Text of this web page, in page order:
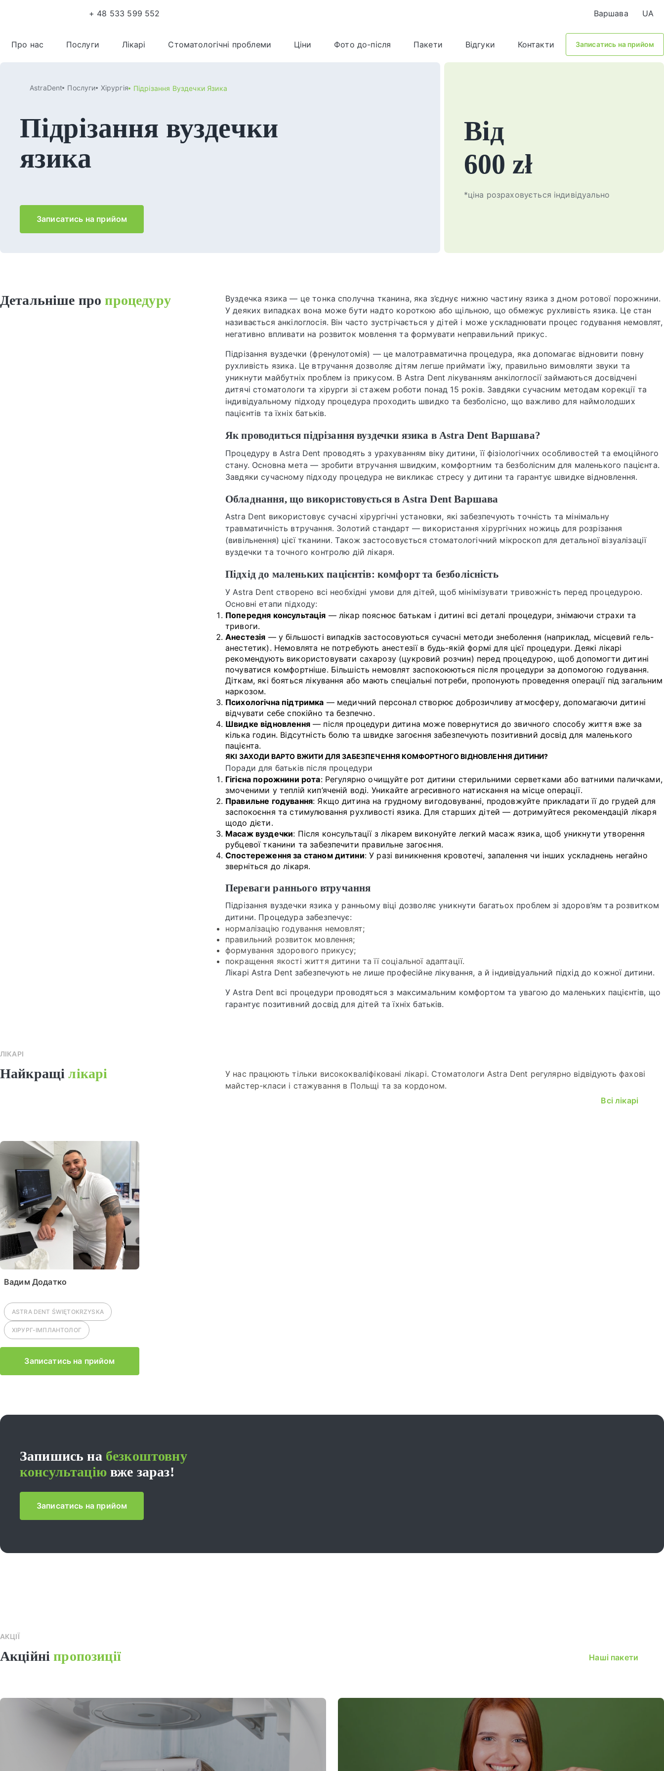
+ 48 533 599 552 Варшава UA
Про нас Послуги Лікарі Стоматологічні проблеми Ціни Фото до-після Пакети Відгуки Контакти Записатись на прийом
AstraDent Послуги Хірургія Підрізання Вуздечки Язика
Підрізання вуздечки
язика
Записатись на прийом
Від
600 zł
*ціна розраховується індивідуально
Детальніше пропроцедуру
Вуздечка язика — це тонка сполучна тканина, яка з’єднує нижню частину язика з дном ротової порожнини.
У деяких випадках вона може бути надто короткою або щільною, що обмежує рухливість язика. Це стан
називається анкілоглосія. Він часто зустрічається у дітей і може ускладнювати процес годування немовлят,
негативно впливати на розвиток мовлення та формувати неправильний прикус.
Підрізання вуздечки (френулотомія) — це малотравматична процедура, яка допомагає відновити повну
рухливість язика. Це втручання дозволяє дітям легше приймати їжу, правильно вимовляти звуки та
уникнути майбутніх проблем із прикусом. В Astra Dent лікуванням анкілоглосії займаються досвідчені
дитячі стоматологи та хірурги зі стажем роботи понад 15 років. Завдяки сучасним методам корекції та
індивідуальному підходу процедура проходить швидко та безболісно, що важливо для наймолодших
пацієнтів та їхніх батьків.
Як проводиться підрізання вуздечки язика в Astra Dent Варшава?
Процедуру в Astra Dent проводять з урахуванням віку дитини, її фізіологічних особливостей та емоційного
стану. Основна мета — зробити втручання швидким, комфортним та безболісним для маленького пацієнта.
Завдяки сучасному підходу процедура не викликає стресу у дитини та гарантує швидке відновлення.
Обладнання, що використовується в Astra Dent Варшава
Astra Dent використовує сучасні хірургічні установки, які забезпечують точність та мінімальну
травматичність втручання. Золотий стандарт — використання хірургічних ножиць для розрізання
(вивільнення) цієї тканини. Також застосовується стоматологічний мікроскоп для детальної візуалізації
вуздечки та точного контролю дій лікаря.
Підхід до маленьких пацієнтів: комфорт та безболісність
У Astra Dent створено всі необхідні умови для дітей, щоб мінімізувати тривожність перед процедурою.
Основні етапи підходу:
Попередня консультація — лікар пояснює батькам і дитині всі деталі процедури, знімаючи страхи та
тривоги.
Анестезія — у більшості випадків застосовуються сучасні методи знеболення (наприклад, місцевий гель-
анестетик). Немовлята не потребують анестезії в будь-якій формі для цієї процедури. Деякі лікарі
рекомендують використовувати сахарозу (цукровий розчин) перед процедурою, щоб допомогти дитині
почуватися комфортніше. Більшість немовлят заспокоюються після процедури за допомогою годування.
Діткам, які бояться лікування або мають спеціальні потреби, пропонують проведення операції під загальним
наркозом.
Психологічна підтримка — медичний персонал створює доброзичливу атмосферу, допомагаючи дитині
відчувати себе спокійно та безпечно.
Швидке відновлення— після процедури дитина може повернутися до звичного способу життя вже за
кілька годин. Відсутність болю та швидке загоєння забезпечують позитивний досвід для маленького
пацієнта.
ЯКІ ЗАХОДИ ВАРТО ВЖИТИ ДЛЯ ЗАБЕЗПЕЧЕННЯ КОМФОРТНОГО ВІДНОВЛЕННЯ ДИТИНИ?
Поради для батьків після процедури
Гігієна порожнини рота: Регулярно очищуйте рот дитини стерильними серветками або ватними паличками,
змоченими у теплій кип’яченій воді. Уникайте агресивного натискання на місце операції.
Правильне годування: Якщо дитина на грудному вигодовуванні, продовжуйте прикладати її до грудей для
заспокоєння та стимулювання рухливості язика. Для старших дітей — дотримуйтеся рекомендацій лікаря
щодо дієти.
Масаж вуздечки: Після консультації з лікарем виконуйте легкий масаж язика, щоб уникнути утворення
рубцевої тканини та забезпечити правильне загоєння.
Спостереження за станом дитини: У разі виникнення кровотечі, запалення чи інших ускладнень негайно
зверніться до лікаря.
Переваги раннього втручання
Підрізання вуздечки язика у ранньому віці дозволяє уникнути багатьох проблем зі здоров’ям та розвитком
дитини. Процедура забезпечує:
нормалізацію годування немовлят;
правильний розвиток мовлення;
формування здорового прикусу;
покращення якості життя дитини та її соціальної адаптації.
Лікарі Astra Dent забезпечують не лише професійне лікування, а й індивідуальний підхід до кожної дитини.
У Astra Dent всі процедури проводяться з максимальним комфортом та увагою до маленьких пацієнтів, що
гарантує позитивний досвід для дітей та їхніх батьків.
ЛІКАРІ
Найкращілікарі
У нас працюють тільки висококваліфіковані лікарі. Стоматологи Astra Dent регулярно відвідують фахові
майстер-класи і стажування в Польщі та за кордоном.
Всі лікарі
Вадим Додатко
ASTRA DENT ŚWIĘTOKRZYSKA
ХІРУРГ-ІМПЛАНТОЛОГ
Записатись на прийом
Запишись на безкоштовну
консультаціювже зараз!
Записатись на прийом
АКЦІЇ
Акційніпропозиції Наші пакети